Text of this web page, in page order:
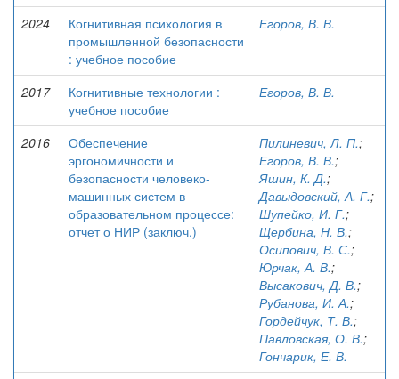
2024
Когнитивная психология в
промышленной безопасности
: учебное пособие
Егоров, В. В.
2017
Когнитивные технологии :
учебное пособие
Егоров, В. В.
2016
Обеспечение
эргономичности и
безопасности человеко-
машинных систем в
образовательном процессе:
отчет о НИР (заключ.)
Пилиневич, Л. П.;
Егоров, В. В.;
Яшин, К. Д.;
Давыдовский, А. Г.;
Шупейко, И. Г.;
Щербина, Н. В.;
Осипович, В. С.;
Юрчак, А. В.;
Высакович, Д. В.;
Рубанова, И. А.;
Гордейчук, Т. В.;
Павловская, О. В.;
Гончарик, Е. В.